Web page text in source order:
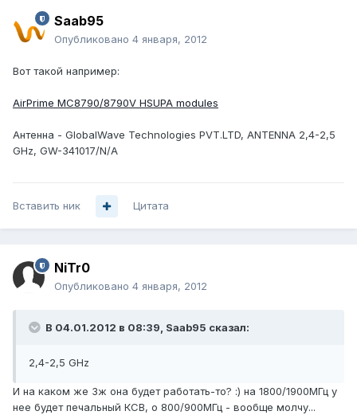
Saab95
Опубликовано 4 января, 2012
Вот такой например:
AirPrime MC8790/8790V HSUPA modules
Антенна - GlobalWave Technologies PVT.LTD, ANTENNA 2,4-2,5
GHz, GW-341017/N/A
Вставить ник Цитата
NiTr0
Опубликовано 4 января, 2012
В 04.01.2012 в 08:39, Saab95 сказал:
2,4-2,5 GHz
И на каком же 3ж она будет работать-то? :) на 1800/1900МГц у
нее будет печальный КСВ, о 800/900МГц - вообще молчу...